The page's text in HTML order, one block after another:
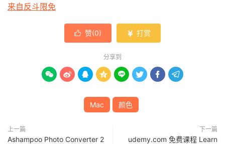
来自反斗限免
 赞(0)  打赏
分享到
       
Mac 颜色
上一篇
Ashampoo Photo Converter 2
下一篇
udemy.com 免费课程 Learn